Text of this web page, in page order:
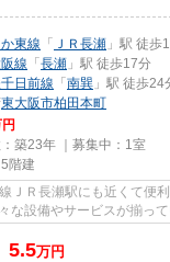
東線 「 ＪＲ長瀬 」駅 徒歩
線 「長瀬 」駅 徒歩17分
日前線 「南巽 」駅 徒歩24
東大阪市柏田本町
築23年 ｜募集中： 1室
階建
ＪＲ長瀬駅にも近くて便
な設備やサービスが揃って
ョ...
5.5万円